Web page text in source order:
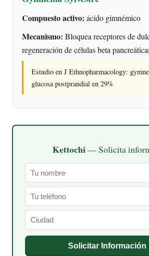
Compuesto activo: ácido gimnémico
Mecanismo: Bloquea receptores de
regeneración de células beta
Estudio en J Ethnopharmacology:
glucosa postprandial en 29%
Kettochi— Solicita
Solicitar